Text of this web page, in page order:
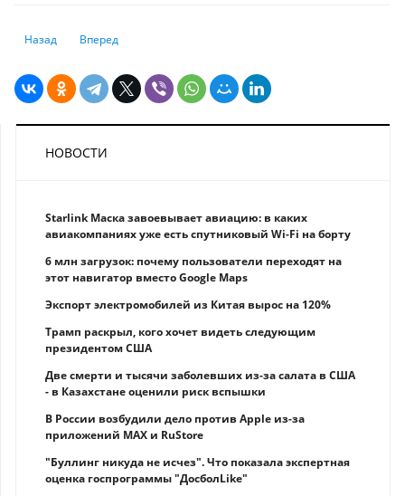
Предыдущий: Почему Dubai World Properties — это идеальный
Назад Следующий: ДМС, ипотека, путешествия: какая страховка
Вперед
НОВОСТИ
Starlink Маска завоевывает авиацию: в каких
авиакомпаниях уже есть спутниковый Wi-Fi на борту
6 млн загрузок: почему пользователи переходят на
этот навигатор вместо Google Maps
Экспорт электромобилей из Китая вырос на 120%
Трамп раскрыл, кого хочет видеть следующим
президентом США
Две смерти и тысячи заболевших из-за салата в США
- в Казахстане оценили риск вспышки
В России возбудили дело против Apple из-за
приложений MAX и RuStore
"Буллинг никуда не исчез". Что показала экспертная
оценка госпрограммы "ДосболLike"